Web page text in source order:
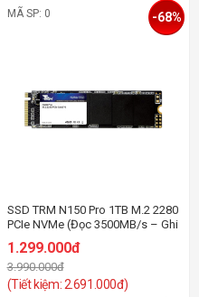
MÃ SP: 0
SSD TRM N150 Pro 1TB M.2 2280
PCIe NVMe (Đọc 3500MB/s – Ghi
1.299.000đ
3.990.000đ
(Tiết kiệm: 2.691.000đ)
-68%